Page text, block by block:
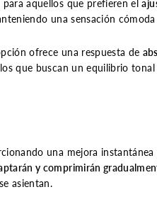
para aquellos que prefieren el
una sensación
ofrece una respuesta de
que buscan un equilibrio tonal
una mejora
y comprimirán
asientan.